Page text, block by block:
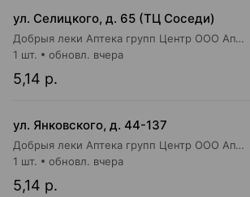
ул. Селицкого, д. 65 (ТЦ Соседи)
Добрыя леки Аптека групп Центр ООО Аптека №47
5,14 р.
1 шт. обновл. вчера
ул. Янковского, д. 44-137
Добрыя леки Аптека групп Центр ООО Аптека №56
5,14 р.
1 шт. обновл. вчера